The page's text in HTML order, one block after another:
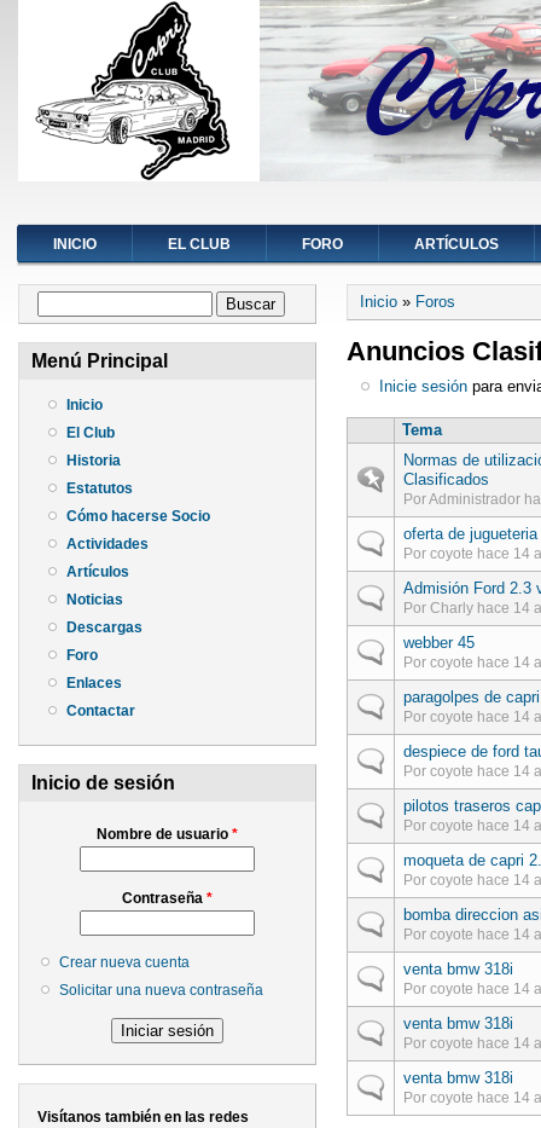
INICIO EL CLUB FORO ARTÍCULOS
Formulario de búsqueda
Menú Principal
Inicio
El Club
Historia
Estatutos
Cómo hacerse Socio
Actividades
Artículos
Noticias
Descargas
Foro
Enlaces
Contactar
Inicio de sesión
Nombre de usuario *
Contraseña *
Crear nueva cuenta
Solicitar una nueva contraseña
Visítanos también en las redes
Se encuentra
Inicio » Foros
Anuncios
Inicie sesiónpara
Tema
Discusión fija en cabeza
Normas de
Clasificados
PorAdministrador
Discusión normal
oferta de jugueteria
Por coyote hace 14
Discusión normal
Admisión Ford 2.3
Por Charlyhace 14
Discusión normal
webber 45
Por coyote hace 14
Discusión normal
paragolpes de
Por coyote hace 14
Discusión normal
despiece de ford
Por coyote hace 14
Discusión normal
pilotos traseros
Por coyote hace 14
Discusión normal
moqueta de capri
Por coyote hace 14
Discusión normal
bomba direccion
Por coyote hace 14
Discusión normal
venta bmw 318i
Por coyote hace 14
Discusión normal
venta bmw 318i
Por coyote hace 14
Discusión normal
venta bmw 318i
Por coyote hace 14